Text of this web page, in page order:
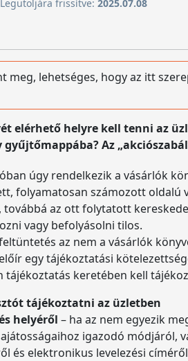
Legutoljára frissítve: 2025.07.08
meg, lehetséges, hogy az itt
elérhető helyre kell tenni az
Az
úgy rendelkezik a vásárlók
folyamatosan számozott oldalú
az ott folytatott
vagy befolyásolni tilos.
az nem a vásárlók
egy tájékoztatási
tájékoztatás keretében kell
tájékoztatni az üzletben
helyéről – ha az nem egyezik
igazodó módjáról,
és elektronikus levelezési